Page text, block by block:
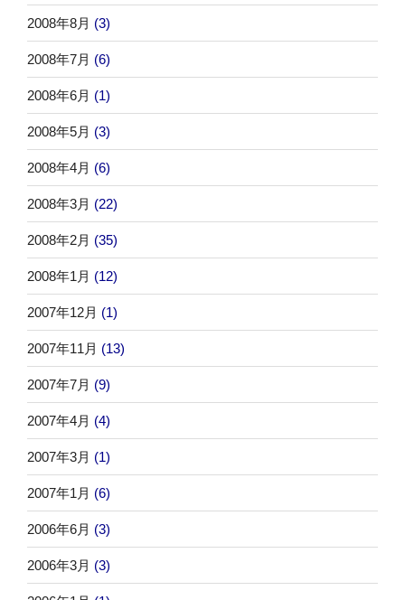
2008年8月 (3)
2008年7月 (6)
2008年6月 (1)
2008年5月 (3)
2008年4月 (6)
2008年3月 (22)
2008年2月 (35)
2008年1月 (12)
2007年12月 (1)
2007年11月 (13)
2007年7月 (9)
2007年4月 (4)
2007年3月 (1)
2007年1月 (6)
2006年6月 (3)
2006年3月 (3)